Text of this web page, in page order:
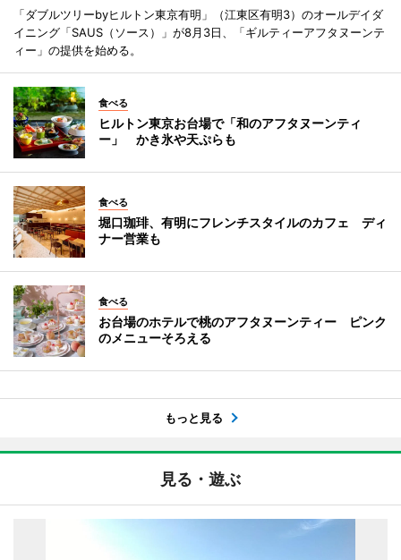
「ダブルツリーbyヒルトン東京有明」（江東区有明3）のオールデイダ
イニング「SAUS（ソース）」が8月3日、「ギルティーアフタヌーンテ
ィー」の提供を始める。
食べる
ヒルトン東京お台場で「和のアフタヌーンティ
ー」 かき氷や天ぷらも
食べる
堀口珈琲、有明にフレンチスタイルのカフェ ディ
ナー営業も
食べる
お台場のホテルで桃のアフタヌーンティー ピンク
のメニューそろえる
もっと見る
見る・遊ぶ